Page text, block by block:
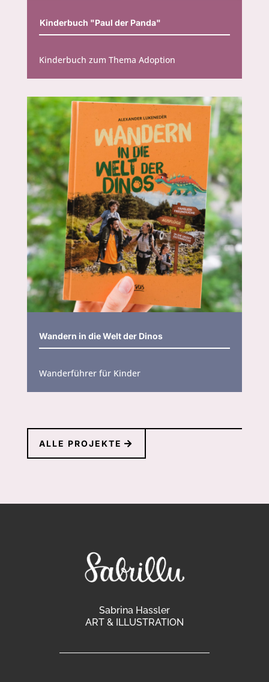
Kinderbuch "Paul der Panda"
Kinderbuch zum Thema Adoption
Wandern in die Welt der Dinos
Wanderführer für Kinder
ALLE PROJEKTE
Sabrina Hassler
ART & ILLUSTRATION